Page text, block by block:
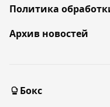
Политика
Архив новостей
Бокс